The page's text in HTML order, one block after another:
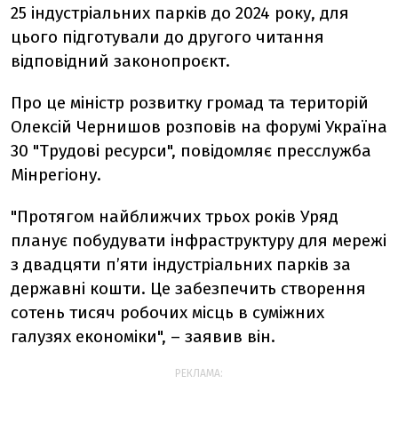
25 індустріальних парків до 2024 року, для
цього підготували до другого читання
відповідний законопроєкт.
Про це міністр розвитку громад та територій
Олексій Чернишов розповів на форумі Україна
30 "Трудові ресурси", повідомляє пресслужба
Мінрегіону.
"Протягом найближчих трьох років Уряд
планує побудувати інфраструктуру для мережі
з двадцяти п’яти індустріальних парків за
державні кошти. Це забезпечить створення
сотень тисяч робочих місць в суміжних
галузях економіки", – заявив він.
РЕКЛАМА: